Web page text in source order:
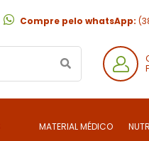
Compre pelo whatsApp:
MATERIAL MÉDICO